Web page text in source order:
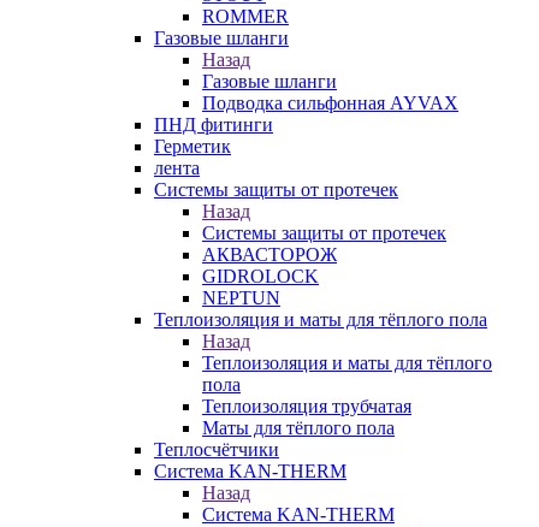
ROMMER
Газовые шланги
Назад
Газовые шланги
Подводка сильфонная AYVAX
ПНД фитинги
Герметик
лента
Системы защиты от протечек
Назад
Системы защиты от протечек
АКВАСТОРОЖ
GIDROLOCK
NEPTUN
Теплоизоляция и маты для тёплого пола
Назад
Теплоизоляция и маты для тёплого
пола
Теплоизоляция трубчатая
Маты для тёплого пола
Теплосчётчики
Система KAN-THERM
Назад
Система KAN-THERM